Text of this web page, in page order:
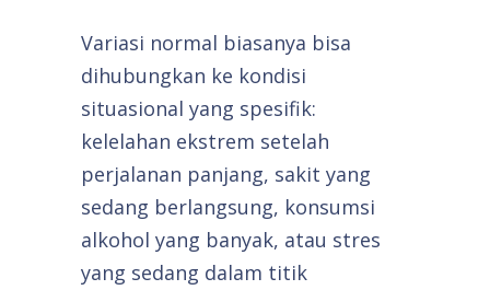
Variasi normal biasanya bisa
dihubungkan ke kondisi
situasional yang spesifik:
kelelahan ekstrem setelah
perjalanan panjang, sakit yang
sedang berlangsung, konsumsi
alkohol yang banyak, atau stres
yang sedang dalam titik